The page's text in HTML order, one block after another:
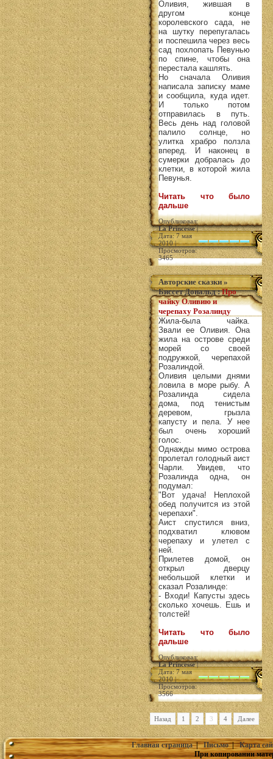
Оливия, жившая в
другом конце
королевского сада, не
на шутку перепугалась
и поспешила через весь
сад похлопать Певунью
по спине, чтобы она
перестала кашлять.
Но сначала Оливия
написала записку маме
и сообщила, куда идет.
И только потом
отправилась в путь.
Весь день над головой
палило солнце, но
улитка храбро ползла
вперед. И наконец в
сумерки добралась до
клетки, в которой жила
Певунья.
Читать что было
дальше
Опубликовал:
La Princesse|
Дата: 7 мая
2010 |
Просмотров:
3465
Авторские сказки »
Биссет Дональд:Про
чайку Оливию и
черепаху Розалинду
Жила-была чайка.
Звали ее Оливия. Она
жила на острове среди
морей со своей
подружкой, черепахой
Розалиндой.
Оливия целыми днями
ловила в море рыбу. А
Розалинда сидела
дома, под тенистым
деревом, грызла
капусту и пела. У нее
был очень хороший
голос.
Однажды мимо острова
пролетал голодный аист
Чарли. Увидев, что
Розалинда одна, он
подумал:
"Вот удача! Неплохой
обед получится из этой
черепахи".
Аист спустился вниз,
подхватил клювом
черепаху и улетел с
ней.
Прилетев домой, он
открыл дверцу
небольшой клетки и
сказал Розалинде:
- Входи! Капусты здесь
сколько хочешь. Ешь и
толстей!
Читать что было
дальше
Опубликовал:
La Princesse|
Дата: 7 мая
2010 |
Просмотров:
3566
Назад 1 2 3 4 Далее
Главная страница|Письмо|Карта
При копировании